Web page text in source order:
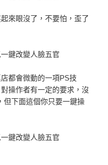
來眼沒了，不要怕，歪了
都會微動的一項PS技
操作者有一定的要求，沒
但下面這個你只要一鍵操